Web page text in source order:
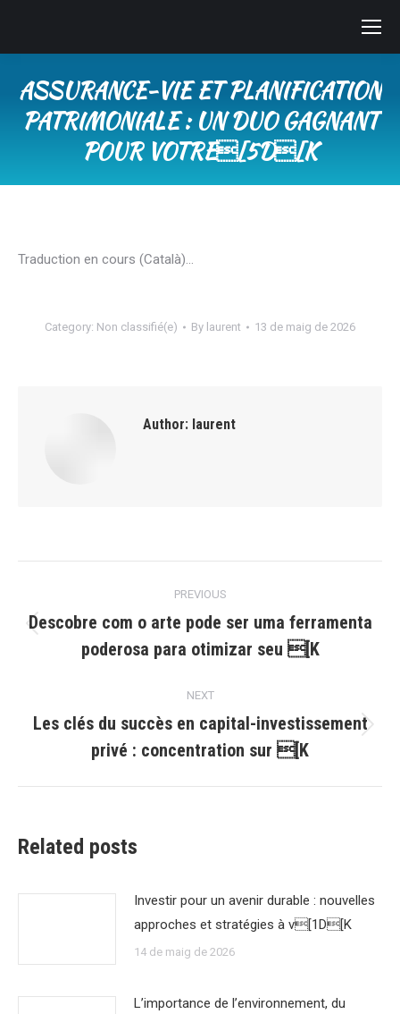
ASSURANCE-VIE ET PLANIFICATION
PATRIMONIALE : UN DUO GAGNANT
POUR VOTRE[5D[K
Traduction en cours (Català)…
Category: Non classifié(e) By laurent 13 de maig de 2026
Author: laurent
navigation
PREVIOUS
post:
Descobre com o arte pode ser uma ferramenta
poderosa para otimizar seu [K
NEXT
Next
post:
Les clés du succès en capital-investissement
privé : concentration sur [K
Related posts
Investir pour un avenir durable : nouvelles
approches et stratégies à v[1D[K
14 de maig de 2026
L’importance de l’environnement, du